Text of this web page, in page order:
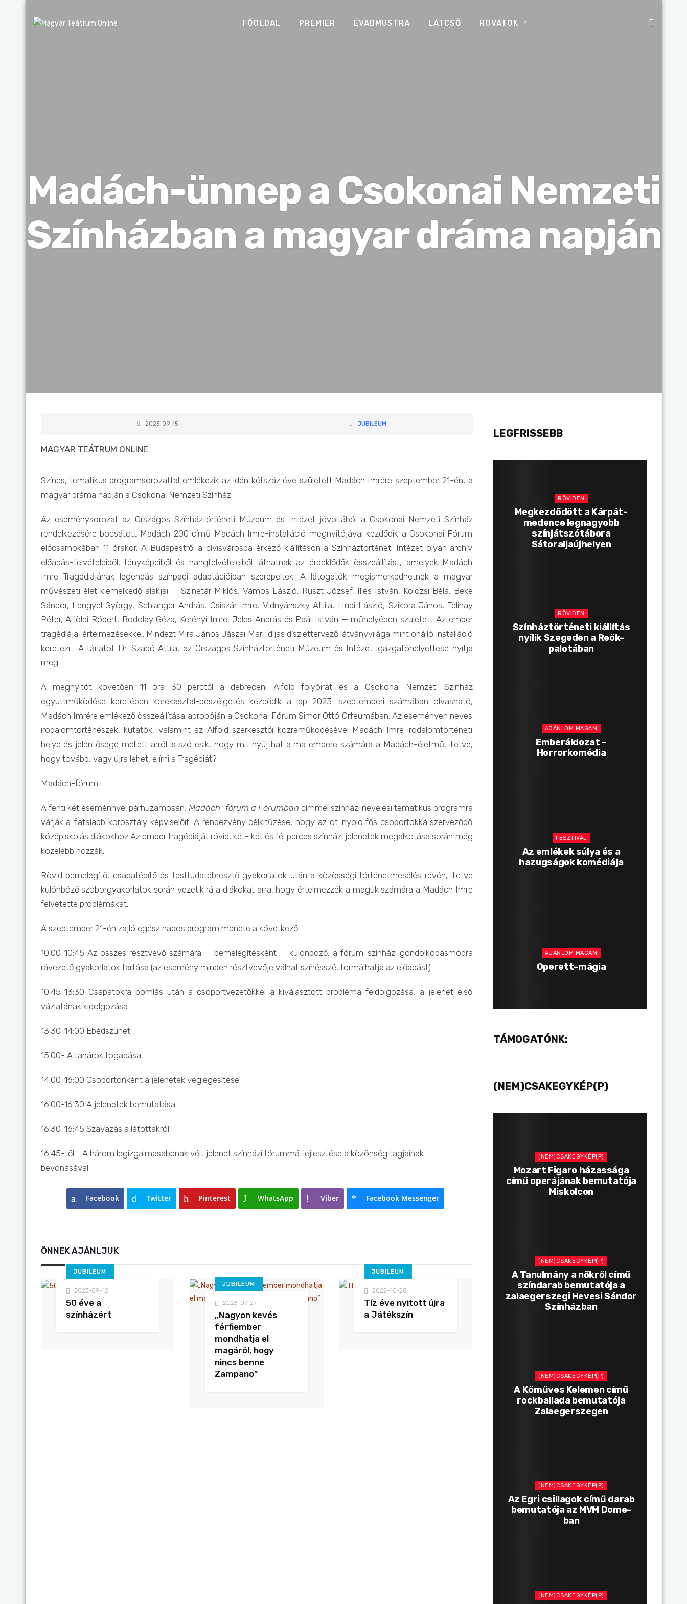
FŐOLDAL PREMIER ÉVADMUSTRA LÁTCSŐ ROVATOK
Madách-ünnep a Csokonai Nemzeti
Színházban a magyar dráma napján
2023-09-15 JUBILEUM
MAGYAR TEÁTRUM ONLINE
Színes, tematikus programsorozattal emlékezik az idén kétszáz éve született Madách Imrére szeptember 21-én, a
magyar dráma napján a Csokonai Nemzeti Színház.
Az eseménysorozat az Országos Színháztörténeti Múzeum és Intézet jóvoltából a Csokonai Nemzeti Színház
rendelkezésére bocsátott Madách 200 című Madách Imre-installáció megnyitójával kezdődik a Csokonai Fórum
előcsarnokában 11 órakor. A Budapestről a cívisvárosba érkező kiállításon a Színháztörténeti Intézet olyan archív
előadás-felvételeiből, fényképeiből és hangfelvételeiből láthatnak az érdeklődők összeállítást, amelyek Madách
Imre Tragédiájának legendás színpadi adaptációiban szerepeltek. A látogatók megismerkedhetnek a magyar
művészeti élet kiemelkedő alakjai — Szinetár Miklós, Vámos László, Ruszt József, Illés István, Kolozsi Béla, Beke
Sándor, Lengyel György, Schlanger András, Csiszár Imre, Vidnyánszky Attila, Hudi László, Szikora János, Telihay
Péter, Alföldi Róbert, Bodolay Géza, Kerényi Imre, Jeles András és Paál István — műhelyében született Az ember
tragédiája-értelmezésekkel. Mindezt Mira János Jászai Mari-díjas díszlettervező látványvilága mint önálló installáció
keretezi. A tárlatot Dr. Szabó Attila, az Országos Színháztörténeti Múzeum és Intézet igazgatóhelyettese nyitja
meg.
A megnyitót követően 11 óra 30 perctől a debreceni Alföld folyóirat és a Csokonai Nemzeti Színház
együttműködése keretében kerekasztal-beszélgetés kezdődik a lap 2023. szeptemberi számában olvasható,
Madách Imrére emlékező összeállítása apropóján a Csokonai Fórum Simor Ottó Orfeumában. Az eseményen neves
irodalomtörténészek, kutatók, valamint az Alföld szerkesztői közreműködésével Madách Imre irodalomtörténeti
helye és jelentősége mellett arról is szó esik, hogy mit nyújthat a ma embere számára a Madách-életmű, illetve,
hogy tovább, vagy újra lehet-e írni a Tragédiát?
Madách-fórum
A fenti két eseménnyel párhuzamosan, Madách–fórum a Fórumban címmel színházi nevelési tematikus programra
várják a fiatalabb korosztály képviselőit. A rendezvény célkitűzése, hogy az öt-nyolc fős csoportokká szerveződő
középiskolás diákokhoz Az ember tragédiáját rövid, két- két és fél perces színházi jelenetek megalkotása során még
közelebb hozzák.
Rövid bemelegítő, csapatépítő és testtudatébresztő gyakorlatok után a közösségi történetmesélés révén, illetve
különböző szoborgyakorlatok során vezetik rá a diákokat arra, hogy értelmezzék a maguk számára a Madách Imre
felvetette problémákat.
A szeptember 21-én zajló egész napos program menete a következő:
10:00-10:45 Az összes résztvevő számára — bemelegítésként — különböző, a fórum-színházi gondolkodásmódra
rávezető gyakorlatok tartása (az esemény minden résztvevője válhat színésszé, formálhatja az előadást)
10:45-13:30 Csapatokra bomlás után a csoportvezetőkkel a kiválasztott probléma feldolgozása, a jelenet első
vázlatának kidolgozása
13:30-14:00 Ebédszünet
15:00- A tanárok fogadása
14:00-16:00 Csoportonként a jelenetek véglegesítése
16:00-16:30 A jelenetek bemutatása
16:30-16:45 Szavazás a látottakról
16:45-től A három legizgalmasabbnak vélt jelenet színházi fórummá fejlesztése a közönség tagjainak
bevonásával
Facebook Twitter Pinterest WhatsApp Viber Facebook Messenger
ÖNNEK AJÁNLJUK
JUBILEUM
2023-09-12
50 éve a
színházért
JUBILEUM
2023-07-27
„Nagyon kevés
férfiember
mondhatja el
magáról, hogy
nincs benne
Zampano”
JUBILEUM
2022-10-28
Tíz éve nyitott újra
a Játékszín
LEGFRISSEBB
RÖVIDEN
Megkezdődött a Kárpát-
medence legnagyobb
színjátszótábora
Sátoraljaújhelyen
RÖVIDEN
Színháztörténeti kiállítás
nyílik Szegeden a Reök-
palotában
AJÁNLOM MAGAM
Emberáldozat –
Horrorkomédia
FESZTIVÁL
Az emlékek súlya és a
hazugságok komédiája
AJÁNLOM MAGAM
Operett-mágia
TÁMOGATÓNK:
(NEM)CSAKEGYKÉP(P)
(NEM)CSAKEGYKÉP(P)
Mozart Figaro házassága
című operájának bemutatója
Miskolcon
(NEM)CSAKEGYKÉP(P)
A Tanulmány a nőkről című
színdarab bemutatója a
zalaegerszegi Hevesi Sándor
Színházban
(NEM)CSAKEGYKÉP(P)
A Kőműves Kelemen című
rockballada bemutatója
Zalaegerszegen
(NEM)CSAKEGYKÉP(P)
Az Egri csillagok című darab
bemutatója az MVM Dome-
ban
(NEM)CSAKEGYKÉP(P)